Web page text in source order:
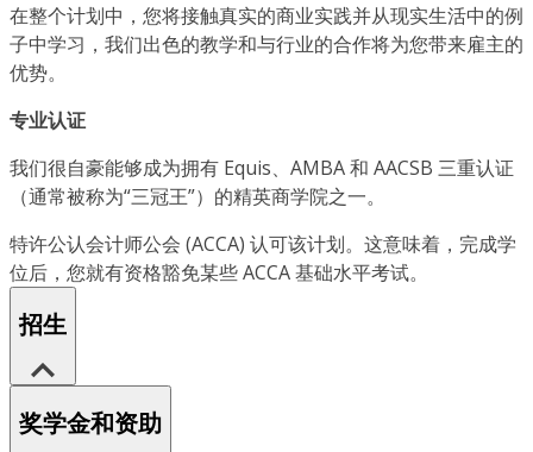
在整个计划中，您将接触真实的商业实践并从现实生活中的例
子中学习，我们出色的教学和与行业的合作将为您带来雇主的
优势。
专业认证
我们很自豪能够成为拥有 Equis、AMBA 和 AACSB 三重认证
（通常被称为“三冠王”）的精英商学院之一。
特许公认会计师公会 (ACCA) 认可该计划。这意味着，完成学
位后，您就有资格豁免某些 ACCA 基础水平考试。
招生
奖学金和资助